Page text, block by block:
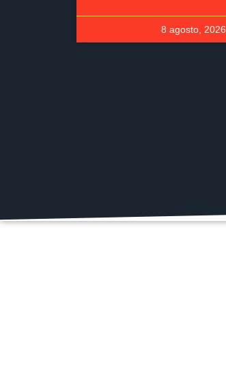
8 agosto, 2026